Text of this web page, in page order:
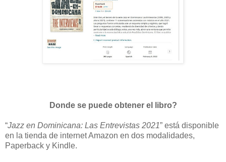
Donde se puede obtener el libro?
“Jazz en Dominicana: Las Entrevistas 2021” está disponible
en la tienda de internet Amazon en dos modalidades,
Paperback y Kindle.